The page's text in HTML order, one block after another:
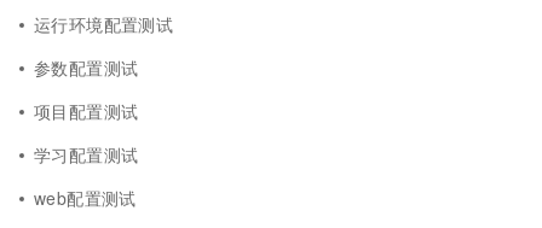
运行环境配置测试
参数配置测试
项目配置测试
学习配置测试
web配置测试